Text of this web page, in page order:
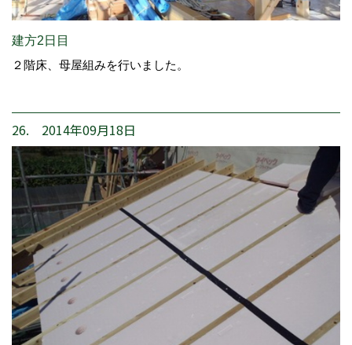
建方2日目
２階床、母屋組みを行いました。
26. 2014年09月18日